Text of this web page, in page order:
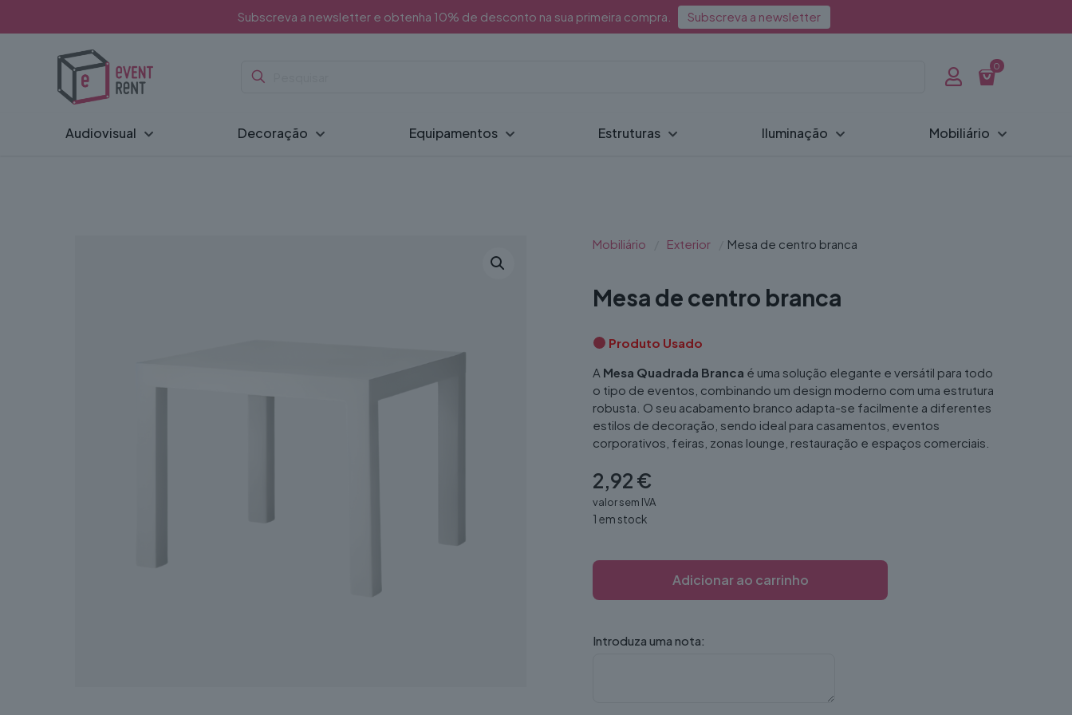
Subscreva a newsletter e obtenha 10% de desconto na sua primeira compra. Subscreva a newsletter
0
Audiovisual Decoração Equipamentos Estruturas Iluminação Mobiliário
Mobiliário Exterior Mesa de centro branca
Mesa de centro branca
Produto Usado
A Mesa Quadrada Branca é uma solução elegante e versátil para todo
o tipo de eventos, combinando um design moderno com uma estrutura
robusta. O seu acabamento branco adapta-se facilmente a diferentes
estilos de decoração, sendo ideal para casamentos, eventos
corporativos, feiras, zonas lounge, restauração e espaços comerciais.
2,92€
valor sem IVA
1 em stock
Adicionar ao carrinho
Introduza uma nota: